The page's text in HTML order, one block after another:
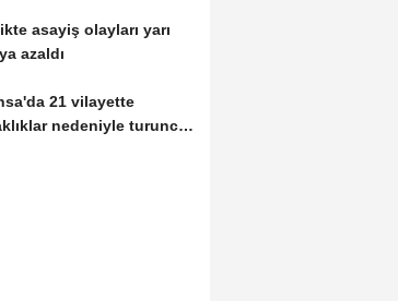
asayiş olayları yarı
azaldı
21 vilayette
nedeniyle turuncu